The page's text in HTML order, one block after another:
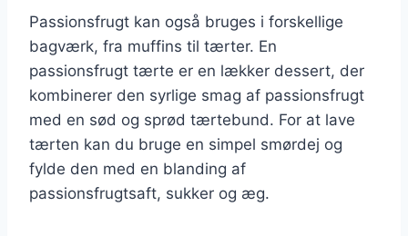
Passionsfrugt kan også bruges i forskellige
bagværk, fra muffins til tærter. En
passionsfrugt tærte er en lækker dessert, der
kombinerer den syrlige smag af passionsfrugt
med en sød og sprød tærtebund. For at lave
tærten kan du bruge en simpel smørdej og
fylde den med en blanding af
passionsfrugtsaft, sukker og æg.